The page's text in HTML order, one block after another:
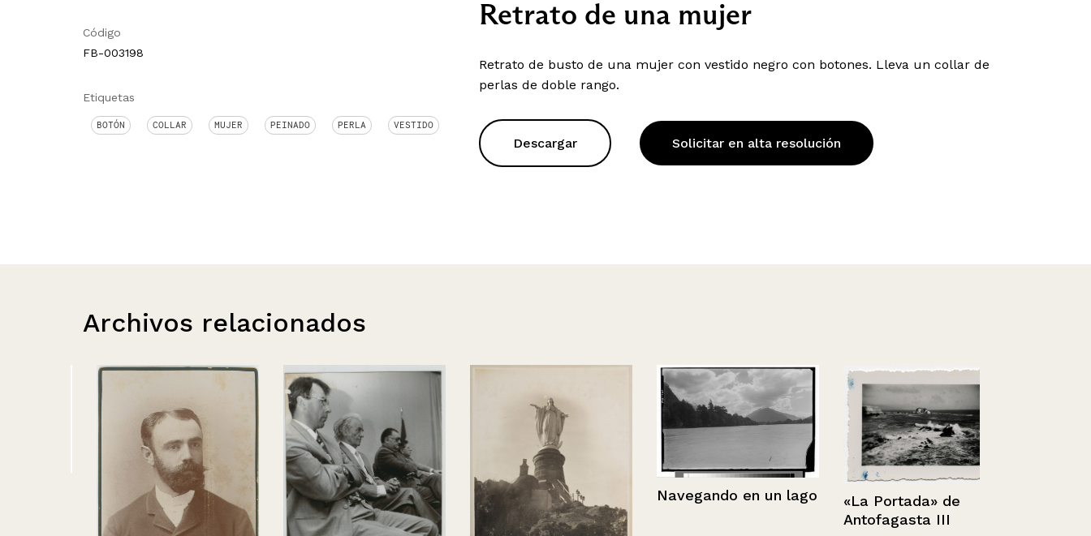
Código
FB-003198
Etiquetas
BOTÓN COLLAR MUJER PEINADO PERLA VESTIDO
Retrato de una mujer
Retrato de busto de una mujer con vestido negro con botones. Lleva un collar de
perlas de doble rango.
Descargar Solicitar en alta resolución
Archivos relacionados
Navegando en un lago
«La Portada» de
Antofagasta III